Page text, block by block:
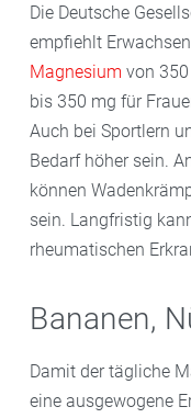
Die Deutsche
empfiehlt
Magnesium von
bis 350 mg für
Auch bei Sportlern
Bedarf höher sein.
können
sein. Langfristig
rheumatischen
Bananen,
Damit der tägliche
eine ausgewogene